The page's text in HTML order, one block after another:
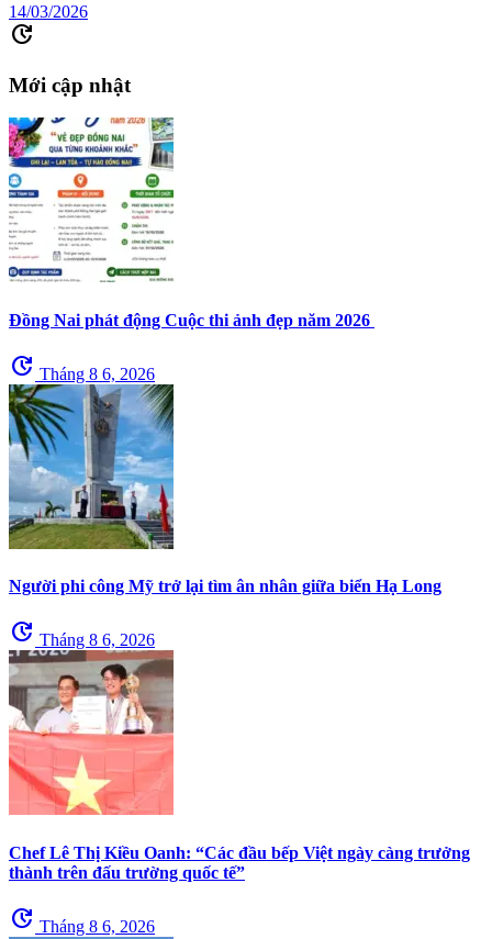
14/03/2026
update
Mới cập nhật
Đồng Nai phát động Cuộc thi ảnh đẹp năm 2026
update Tháng 8 6, 2026
Người phi công Mỹ trở lại tìm ân nhân giữa biển Hạ Long
update Tháng 8 6, 2026
Chef Lê Thị Kiều Oanh: “Các đầu bếp Việt ngày càng trưởng
thành trên đấu trường quốc tế”
update Tháng 8 6, 2026